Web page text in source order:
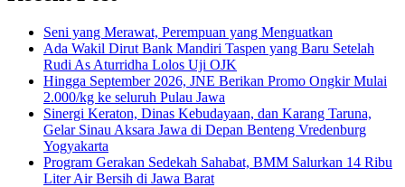
Seni yang Merawat, Perempuan yang Menguatkan
Ada Wakil Dirut Bank Mandiri Taspen yang Baru Setelah
Rudi As Aturridha Lolos Uji OJK
Hingga September 2026, JNE Berikan Promo Ongkir Mulai
2.000/kg ke seluruh Pulau Jawa
Sinergi Keraton, Dinas Kebudayaan, dan Karang Taruna,
Gelar Sinau Aksara Jawa di Depan Benteng Vredenburg
Yogyakarta
Program Gerakan Sedekah Sahabat, BMM Salurkan 14 Ribu
Liter Air Bersih di Jawa Barat